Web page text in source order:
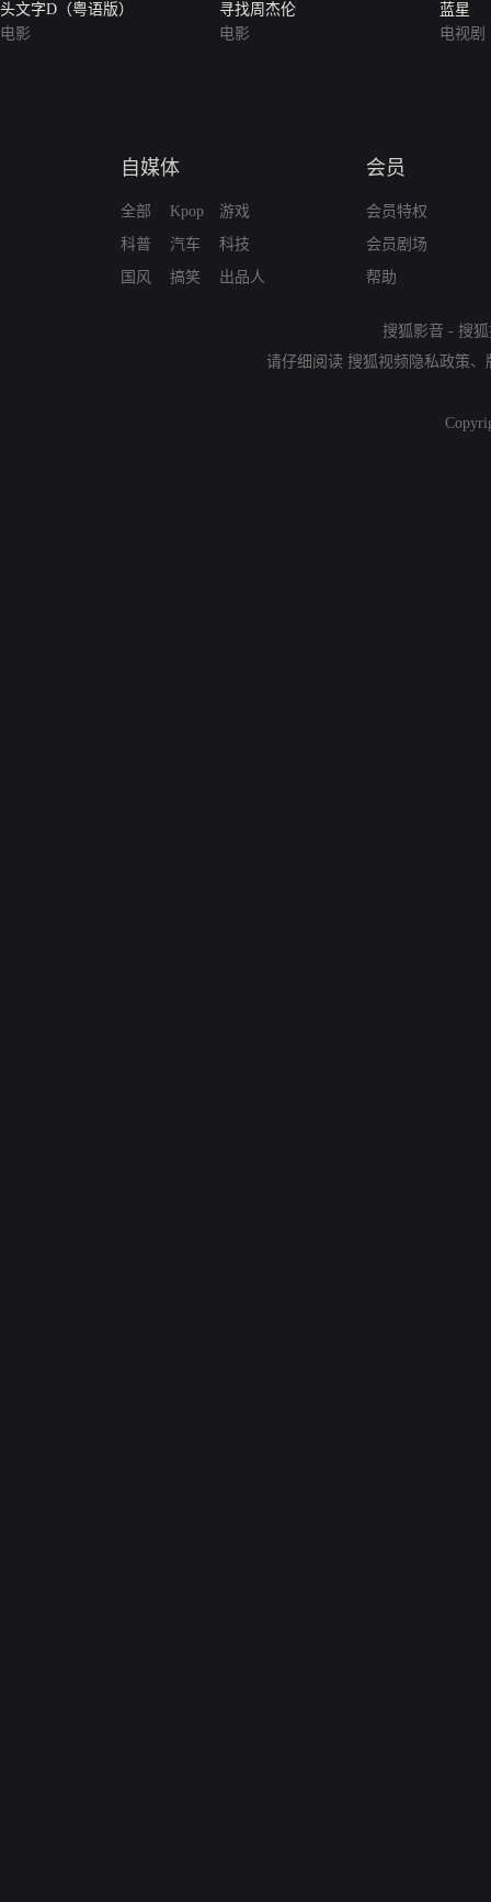
头文字D（粤语版）
电影
寻找周杰伦
电影
蓝星
电视剧
自媒体
全部
科普
国风
Kpop
汽车
搞笑
游戏
科技
出品人
会员
会员特权
会员剧场
帮助
搜狐影音 - 搜
请仔细阅读 搜狐视频隐私政策、